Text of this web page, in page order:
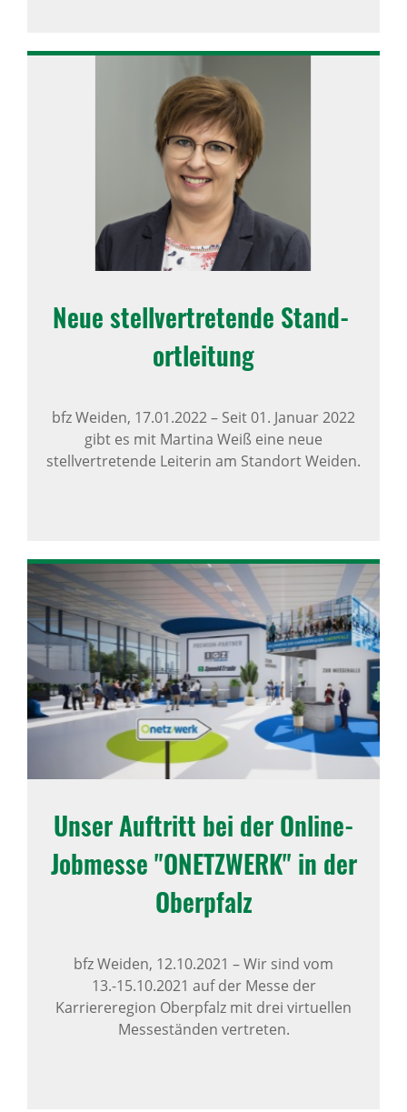
Neue stell­ver­tre­tende Stand­
ort­lei­tung
bfz Weiden, 17.01.2022– Seit 01. Januar 2022
gibt es mit Martina Weiß eine neue
stellvertretende Leiterin am Standort Weiden.
Unser Auftritt bei der Online-
Jobmesse "ONETZ­WERK" in der
Ober­pfalz
bfz Weiden, 12.10.2021 –Wir sind vom
13.-15.10.2021 auf der Messe der
Karriereregion Oberpfalz mit drei virtuellen
Messeständen vertreten.